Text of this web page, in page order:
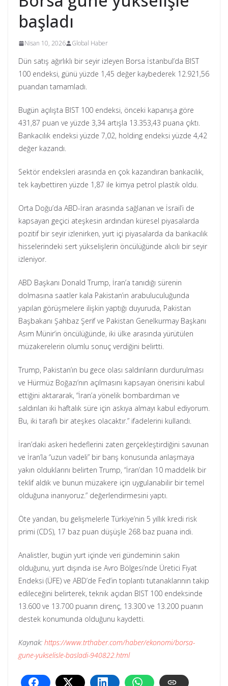
başladı
Nisan 10, 2026 Global Haber
Dün satış ağırlıklı bir seyir izleyen Borsa İstanbul’da BIST
100 endeksi, günü yüzde 1,45 değer kaybederek 12.921,56
puandan tamamladı.
Bugün açılışta BIST 100 endeksi, önceki kapanışa göre
431,87 puan ve yüzde 3,34 artışla 13.353,43 puana çıktı.
Bankacılık endeksi yüzde 7,02, holding endeksi yüzde 4,42
değer kazandı.
Sektör endeksleri arasında en çok kazandıran bankacılık,
tek kaybettiren yüzde 1,87 ile kimya petrol plastik oldu.
Orta Doğu’da ABD-İran arasında sağlanan ve İsrail’i de
kapsayan geçici ateşkesin ardından küresel piyasalarda
pozitif bir seyir izlenirken, yurt içi piyasalarda da bankacılık
hisselerindeki sert yükselişlerin öncülüğünde alıcılı bir seyir
izleniyor.
ABD Başkanı Donald Trump, İran’a tanıdığı sürenin
dolmasına saatler kala Pakistan’ın arabuluculuğunda
yapılan görüşmelere ilişkin yaptığı duyuruda, Pakistan
Başbakanı Şahbaz Şerif ve Pakistan Genelkurmay Başkanı
Asım Münir’in öncülüğünde, iki ülke arasında yürütülen
müzakerelerin olumlu sonuç verdiğini belirtti.
Trump, Pakistan’ın bu gece olası saldırıların durdurulması
ve Hürmüz Boğazı’nın açılmasını kapsayan önerisini kabul
ettiğini aktararak, “İran’a yönelik bombardıman ve
saldırıları iki haftalık süre için askıya almayı kabul ediyorum.
Bu, iki taraflı bir ateşkes olacaktır.” ifadelerini kullandı.
İran’daki askeri hedeflerini zaten gerçekleştirdiğini savunan
ve İran’la “uzun vadeli” bir barış konusunda anlaşmaya
yakın olduklarını belirten Trump, “İran’dan 10 maddelik bir
teklif aldık ve bunun müzakere için uygulanabilir bir temel
olduğuna inanıyoruz.” değerlendirmesini yaptı.
Öte yandan, bu gelişmelerle Türkiye’nin 5 yıllık kredi risk
primi (CDS), 17 baz puan düşüşle 268 baz puana indi.
Analistler, bugün yurt içinde veri gündeminin sakin
olduğunu, yurt dışında ise Avro Bölgesi’nde Üretici Fiyat
Endeksi (ÜFE) ve ABD’de Fed’in toplantı tutanaklarının takip
edileceğini belirterek, teknik açıdan BIST 100 endeksinde
13.600 ve 13.700 puanın direnç, 13.300 ve 13.200 puanın
destek konumunda olduğunu kaydetti.
Kaynak: https://www.trthaber.com/haber/ekonomi/borsa-
gune-yukselisle-basladi-940822.html